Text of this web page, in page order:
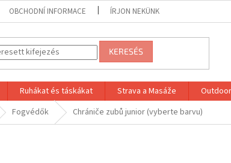
OBCHODNÍ INFORMACE ÍRJON NEKÜNK
KERESÉS
Ruhákat és táskákat Strava a Masáže
Fogvédők Chrániče zubů junior (vyberte barvu)